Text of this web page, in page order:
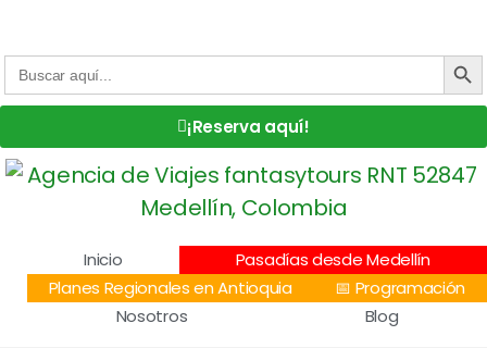
Buscar: BOTÓN
¡Reserva aquí!
Inicio
Pasadías desde Medellín
Planes Regionales en Antioquia
📅 Programación
Nosotros
Blog